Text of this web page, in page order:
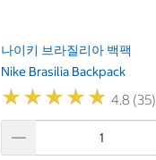
나이키 브라질리아 백팩
Nike Brasilia Backpack
★★★★★
★★★★★ 4.8 (35)